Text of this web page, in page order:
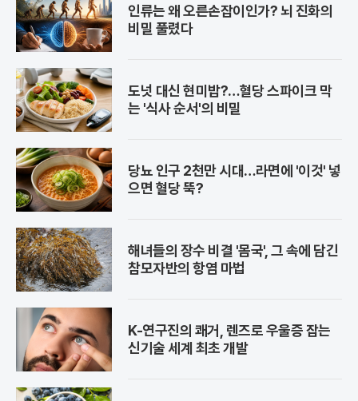
인류는 왜 오른손잡이인가? 뇌 진화의
비밀 풀렸다
도넛 대신 현미밥?…혈당 스파이크 막
는 '식사 순서'의 비밀
당뇨 인구 2천만 시대…라면에 '이것' 넣
으면 혈당 뚝?
해녀들의 장수 비결 '몸국', 그 속에 담긴
참모자반의 항염 마법
K-연구진의 쾌거, 렌즈로 우울증 잡는
신기술 세계 최초 개발